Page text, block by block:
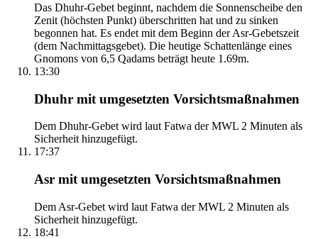
Das Dhuhr-Gebet beginnt, nachdem die Sonnenscheibe den
Zenit (höchsten Punkt) überschritten hat und zu sinken
begonnen hat. Es endet mit dem Beginn der Asr-Gebetszeit
(dem Nachmittagsgebet). Die heutige Schattenlänge eines
Gnomons von 6,5 Qadams beträgt heute 1.69m.
13:30
Dhuhr mit umgesetzten Vorsichtsmaßnahmen
Dem Dhuhr-Gebet wird laut Fatwa der MWL 2 Minuten als
Sicherheit hinzugefügt.
17:37
Asr mit umgesetzten Vorsichtsmaßnahmen
Dem Asr-Gebet wird laut Fatwa der MWL 2 Minuten als
Sicherheit hinzugefügt.
18:41